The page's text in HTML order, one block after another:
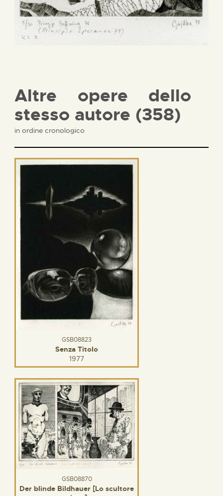
Altre opere dello
stesso autore (358)
in ordine cronologico
GSB08823
Senza Titolo
1977
GSB08870
Der blinde Bildhauer [Lo scultore